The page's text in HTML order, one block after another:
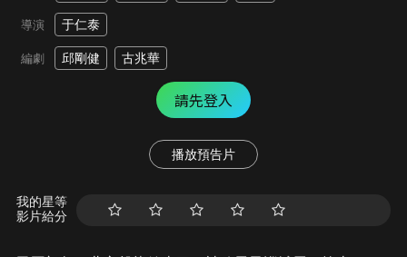
導演 于仁泰
編劇 邱剛健 古兆華
請先登入
播放預告片
我的星等
影片給分